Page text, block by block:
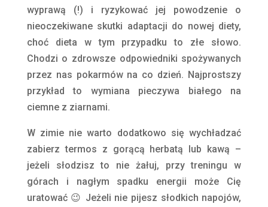
wyprawą (!) i ryzykować jej powodzenie o
nieoczekiwane skutki adaptacji do nowej diety,
choć dieta w tym przypadku to złe słowo.
Chodzi o zdrowsze odpowiedniki spożywanych
przez nas pokarmów na co dzień. Najprostszy
przykład to wymiana pieczywa białego na
ciemne z ziarnami.
W zimie nie warto dodatkowo się wychładzać
zabierz termos z gorącą herbatą lub kawą –
jeżeli słodzisz to nie żałuj, przy treningu w
górach i nagłym spadku energii może Cię
uratować 😉 Jeżeli nie pijesz słodkich napojów,